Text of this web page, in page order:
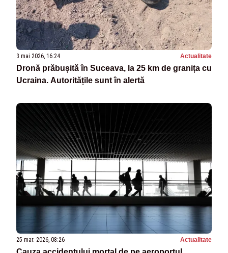
3 mai 2026, 16:24 Actualitate
Dronă prăbușită în Suceava, la 25 km de granița cu
Ucraina. Autoritățile sunt în alertă
25 mar. 2026, 08:26 Actualitate